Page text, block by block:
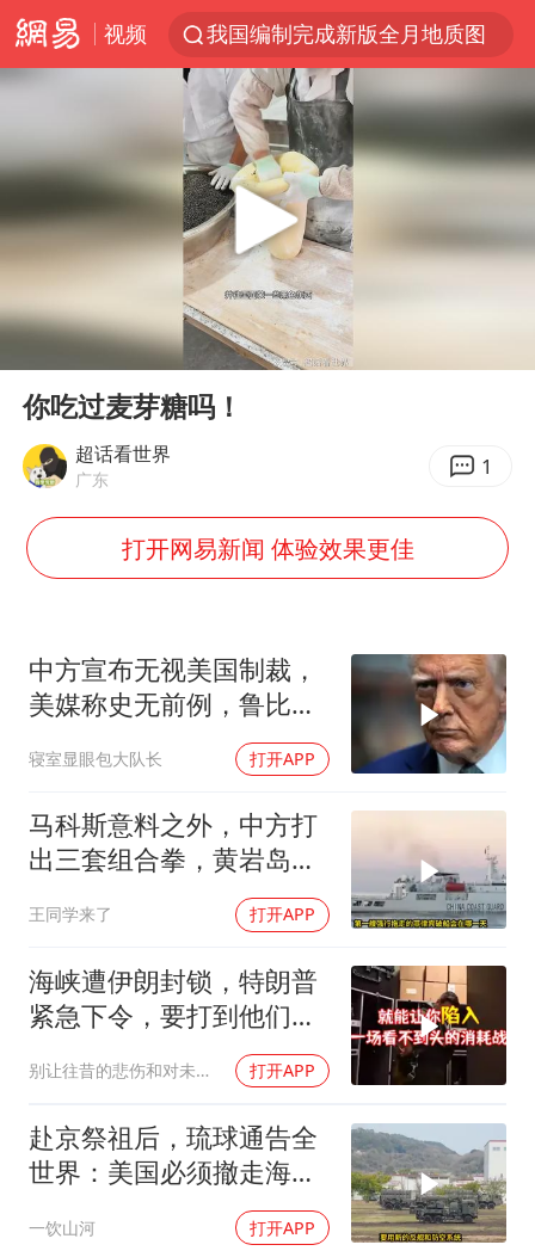
视频
我国编制完成新版全月地质图
宇树科技发行价格150.80元/股
台风白海豚即将进入48小时警戒线
郑国霖回应去景区上班被保安拦下
感觉全东北都在等7号
中央气象台发布台风黄色预警
金饰克价大幅跳涨
关之琳否认与27岁模特的恋情
对话重庆地铁吐血女孩
奋进开新局 实干挑大梁
Play
00:00
你吃过麦芽糖吗！
超话看世界
广东 1
打开网易新闻 体验效果更佳
中方宣布无视美国制裁，
美媒称史无前例，鲁比
奥：或追加二次制裁
寝室显眼包大队长 打开APP
马科斯意料之外，中方打
出三套组合拳，黄岩岛将
王同学来了 打开APP
海峡遭伊朗封锁，特朗普
紧急下令，要打到他们承
别让往昔的悲伤和对未来的恐惧 打开APP
赴京祭祖后，琉球通告全
世界：美国必须撤走海马
一饮山河 打开APP